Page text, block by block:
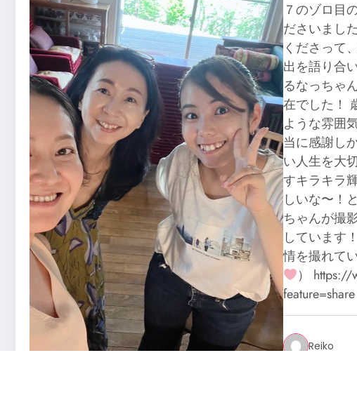
７のゾロ目
ださいまし
くださって
出を語り合
るなっちゃ
在でした！
ような雰囲
当に感謝し
い人生を大
すキラキラ
しいな〜！
ちゃんが撮
しています
情を撮れて
） https://
Reiko